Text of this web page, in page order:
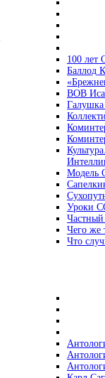
100 лет
Баллод
ВОВ
Модель
Уроки
Чего же
Что